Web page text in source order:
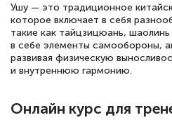
статьи. Времени на
достаточно. Курс
аттестацию в школе.
Ушу — это традиционное
которое включает в себя
такие как тайцзицюань,
в себе элементы самообороны,
развивая физическую
и внутреннюю гармонию.
Онлайн курс для